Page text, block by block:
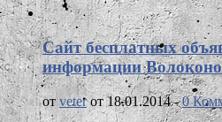
Сайт бесплатных
информации
от veterот 18.01.2014 -0